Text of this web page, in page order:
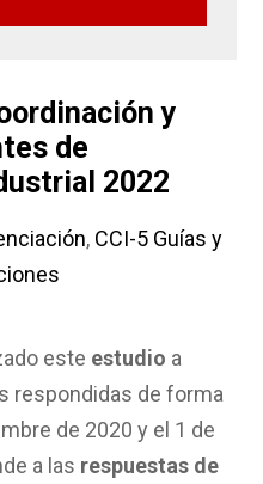
y
de
2022
, CCI-5 Guías y
este estudio a
respondidas de forma
de 2020 y el 1 de
a las respuestas de